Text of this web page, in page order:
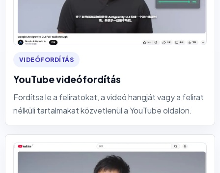
VIDEÓFORDÍTÁS
YouTube videófordítás
Fordítsa le a feliratokat, a videó hangját vagy a felirat
nélküli tartalmakat közvetlenül a YouTube oldalon.